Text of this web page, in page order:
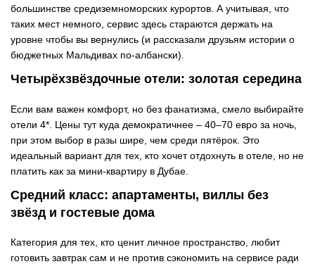
большинстве средиземноморских курортов. А учитывая, что
таких мест немного, сервис здесь стараются держать на
уровне чтобы вы вернулись (и рассказали друзьям истории о
бюджетных Мальдивах по-албански).
Четырёхзвёздочные отели: золотая середина
Если вам важен комфорт, но без фанатизма, смело выбирайте
отели 4*. Цены тут куда демократичнее – 40–70 евро за ночь,
при этом выбор в разы шире, чем среди пятёрок. Это
идеальный вариант для тех, кто хочет отдохнуть в отеле, но не
платить как за мини-квартиру в Дубае.
Средний класс: апартаменты, виллы без
звёзд и гостевые дома
Категория для тех, кто ценит личное пространство, любит
готовить завтрак сам и не против сэкономить на сервисе ради